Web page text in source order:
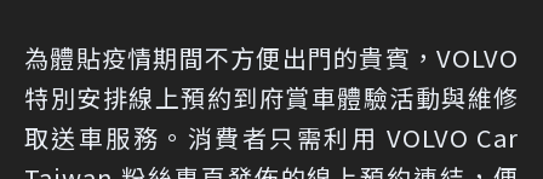
為體貼疫情期間不方便出門的貴賓，VOLVO
特別安排線上預約到府賞車體驗活動與維修
取送車服務。消費者只需利用 VOLVO Car